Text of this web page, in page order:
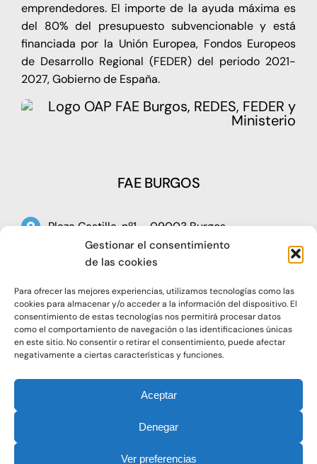
Gestionar el consentimiento
de las cookies
Para ofrecer las mejores experiencias, utilizamos tecnologías como las
cookies para almacenar y/o acceder a la información del dispositivo. El
consentimiento de estas tecnologías nos permitirá procesar datos
como el comportamiento de navegación o las identificaciones únicas
en este sitio. No consentir o retirar el consentimiento, puede afectar
negativamente a ciertas características y funciones.
Aceptar
Denegar
Ver preferencias
emprendedores. El importe de la ayuda máxima es
del 80% del presupuesto subvencionable y está
financiada por la Unión Europea, Fondos Europeos
de Desarrollo Regional (FEDER) del periodo 2021-
2027, Gobierno de España.
FAE BURGOS
Plaza Castilla, nº1 – 09003 Burgos
Telf: 947 266 142
oap@faeburgos.org
Política de Privacidad